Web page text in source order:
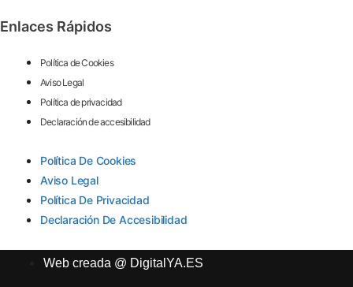
Enlaces Rápidos
Política de Cookies
Aviso Legal
Política de privacidad
Declaración de accesibilidad
Política De Cookies
Aviso Legal
Política De Privacidad
Declaración De Accesibilidad
Web creada @ DigitalYA.ES